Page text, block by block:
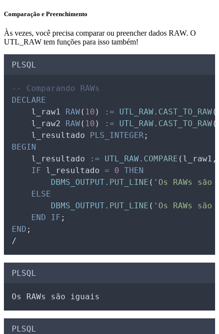
Comparação e Preenchimento
Às vezes, você precisa comparar ou preencher dados RAW. O
UTL_RAW tem funções para isso também!
PLSQL
-- Comparando RAWs
DECLARE
l_raw1
RAW( 10 ) := UTL_RAW. CAST_TO_RAW(
l_raw2
RAW( 10 ) := UTL_RAW. CAST_TO_RAW(
l_resultado
PLS_INTEGER ;
BEGIN
l_resultado
:= UTL_RAW. COMPARE ( l_raw1
IF
l_resultado = 0 THEN
DBMS_OUTPUT. PUT_LINE ( 'Os RAWs
ELSE
DBMS_OUTPUT. PUT_LINE ( 'Os RAWs
END IF ;
END ;
/
PLSQL
Os RAWs são iguais
PLSQL